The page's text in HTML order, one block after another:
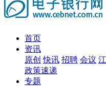
首页
资讯
原创 快讯 招聘 会议
政策速递
专题